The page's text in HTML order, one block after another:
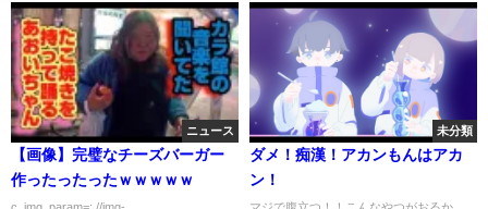
ニュース
【画像】完璧なチーズバーガー
作ったったったｗｗｗｗｗ
未分類
ダメ！痴漢！アカンもんはアカ
ン！